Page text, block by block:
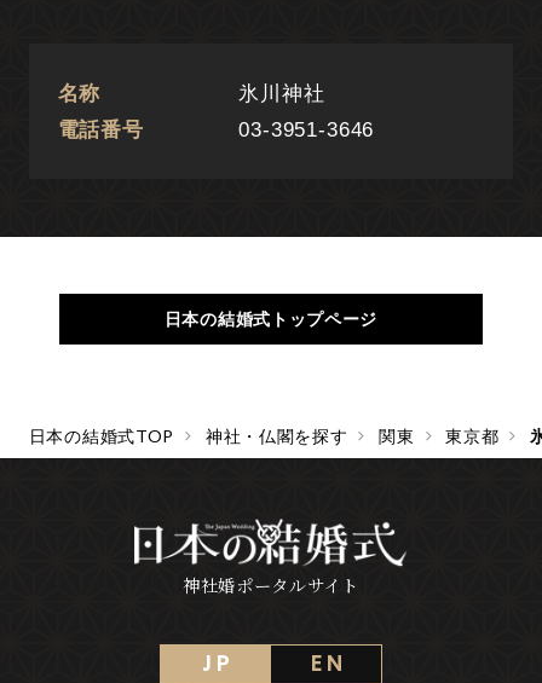
日本の結婚式TOP 神社・仏閣を探す 関東 東京都
名称
氷川神社
電話番号
03-3951-3646
日本の結婚式トップページ
神社婚ポータルサイト
J P E N